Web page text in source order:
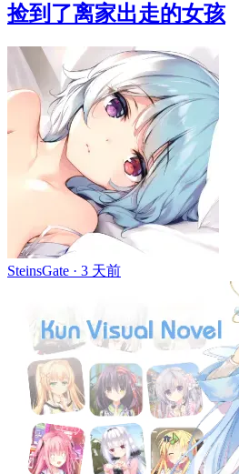
捡到了离家出走的女孩
SteinsGate · 3 天前